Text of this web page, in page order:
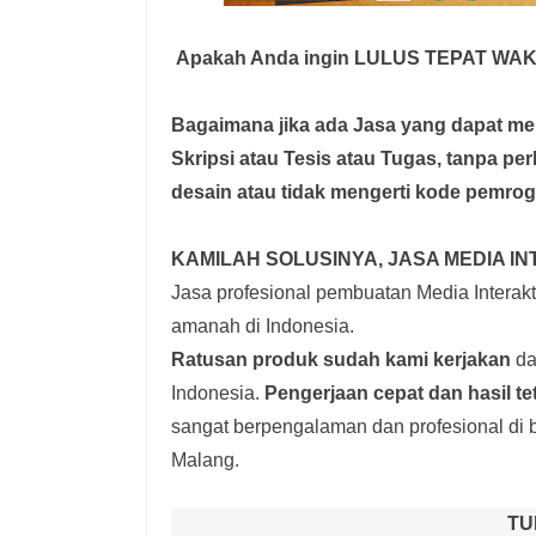
Apakah Anda ingin LULUS TEPAT
Bagaimana jika ada Jasa yang dapat
Skripsi atau Tesis atau Tugas, tanpa
desain atau tidak mengerti kode
KAMILAH SOLUSINYA, JASA MEDIA
Jasa profesional pembuatan Media
amanah di Indonesia.
Ratusan produk sudah kami kerjakan
Indonesia. Pengerjaan cepat dan hasil
sangat berpengalaman dan profesional di
Malang.